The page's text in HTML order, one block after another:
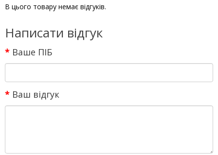
В цього товару немає відгуків.
Написати відгук
Ваше ПІБ
Ваш відгук